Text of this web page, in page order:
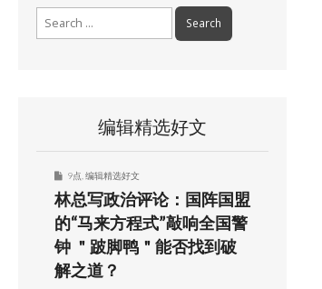
编辑精选好文
9点 编辑精选好文
林总写政治评论：国阵国盟
的“马来方程式”敲响全国警
钟 ＂跛脚鸭＂能否找到破
解之道？